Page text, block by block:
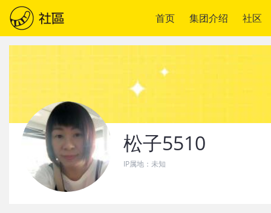
首页 集团介绍 社区
松子5510
IP属地： 未知